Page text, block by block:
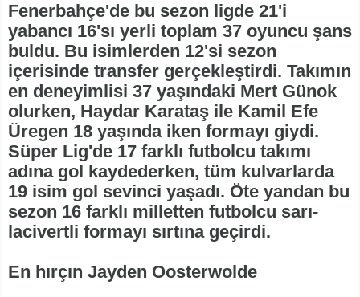
Fenerbahçe'de bu sezon ligde 21'i
yabancı 16'sı yerli toplam 37 oyuncu şans
buldu. Bu isimlerden 12'si sezon
içerisinde transfer gerçekleştirdi. Takımın
en deneyimlisi 37 yaşındaki Mert Günok
olurken, Haydar Karataş ile Kamil Efe
Üregen 18 yaşında iken formayı giydi.
Süper Lig'de 17 farklı futbolcu takımı
adına gol kaydederken, tüm kulvarlarda
19 isim gol sevinci yaşadı. Öte yandan bu
sezon 16 farklı milletten futbolcu sarı-
lacivertli formayı sırtına geçirdi.
En hırçın Jayden Oosterwolde